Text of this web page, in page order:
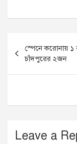
c
o
k
s
n
e
a
navigation
স্পেনে করোনায় ১
চাঁদপুরের ২জন
Leave a